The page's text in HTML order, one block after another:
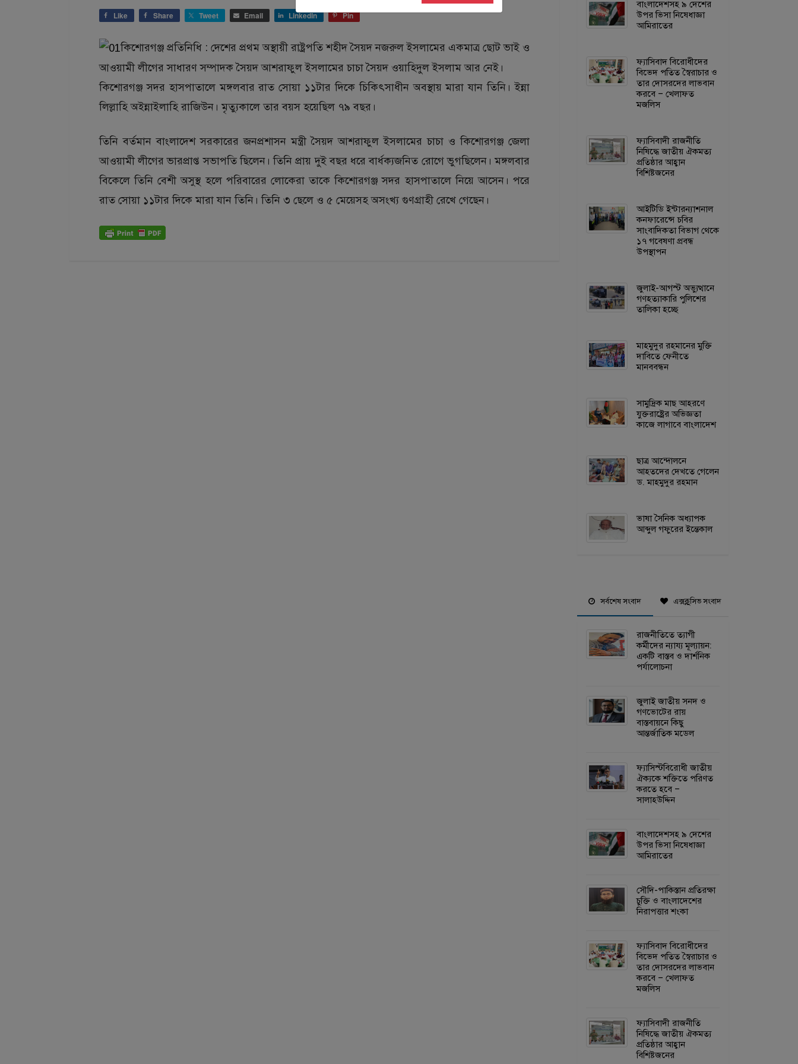
Like Share Tweet Email LinkedIn Pin
কিশোরগঞ্জ প্রতিনিধি : দেশের প্রথম অস্থায়ী রাষ্ট্রপতি শহীদ সৈয়দ নজরুল ইসলামের একমাত্র ছোট ভাই ও
আওয়ামী লীগের সাধারণ সম্পাদক সৈয়দ আশরাফুল ইসলামের চাচা সৈয়দ ওয়াহিদুল ইসলাম আর নেই।
কিশোরগঞ্জ সদর হাসপাতালে মঙ্গলবার রাত সোয়া ১১টার দিকে চিকিৎসাধীন অবস্থায় মারা যান তিনি। ইন্না
লিল্লাহি অইন্নাইলাহি রাজিউন। মৃত্যুকালে তার বয়স হয়েছিল ৭৯ বছর।
তিনি বর্তমান বাংলাদেশ সরকারের জনপ্রশাসন মন্ত্রী সৈয়দ আশরাফুল ইসলামের চাচা ও কিশোরগঞ্জ জেলা
আওয়ামী লীগের ভারপ্রাপ্ত সভাপতি ছিলেন। তিনি প্রায় দুই বছর ধরে বার্ধক্যজনিত রোগে ভুগছিলেন। মঙ্গলবার
বিকেলে তিনি বেশী অসুস্থ হলে পরিবারের লোকেরা তাকে কিশোরগঞ্জ সদর হাসপাতালে নিয়ে আসেন। পরে
রাত সোয়া ১১টার দিকে মারা যান তিনি। তিনি ৩ ছেলে ও ৫ মেয়েসহ অসংখ্য গুণগ্রাহী রেখে গেছেন।
বাংলাদেশসহ ৯ দেশের
উপর ভিসা নিষেধাজ্ঞা
আমিরাতের
ফ্যাসিবাদ বিরোধীদের
বিভেদ পতিত স্বৈরাচার ও
তার দোসরদের লাভবান
করবে – খেলাফত
মজলিস
ফ্যাসিবাদী রাজনীতি
নিষিদ্ধে জাতীয় ঐকমত্য
প্রতিষ্ঠার আহ্বান
বিশিষ্টজনের
আইটিডি ইন্টারন্যাশনাল
কনফারেন্সে চবির
সাংবাদিকতা বিভাগ থেকে
১৭ গবেষণা প্রবন্ধ
উপস্থাপন
জুলাই-আগস্ট অভ্যুত্থানে
গণহত্যাকারি পুলিশের
তালিকা হচ্ছে
মাহমুদুর রহমানের মুক্তি
দাবিতে ফেনীতে
মানববন্ধন
সামুদ্রিক মাছ আহরণে
যুক্তরাষ্ট্রের অভিজ্ঞতা
কাজে লাগাবে বাংলাদেশ
ছাত্র আন্দোলনে
আহতদের দেখতে গেলেন
ড. মাহমুদুর রহমান
ভাষা সৈনিক অধ্যাপক
আব্দুল গফুরের ইন্তেকাল
সর্বশেষ সংবাদ এক্সক্লুসিভ সংবাদ
রাজনীতিতে ত্যাগী
কর্মীদের ন্যায্য মূল্যায়ন:
একটি বাস্তব ও দার্শনিক
পর্যালোচনা
জুলাই জাতীয় সনদ ও
গণভোটের রায়
বাস্তবায়নে কিছু
আন্তর্জাতিক মডেল
ফ্যাসিস্টবিরোধী জাতীয়
ঐক্যকে শক্তিতে পরিণত
করতে হবে –
সালাহউদ্দিন
বাংলাদেশসহ ৯ দেশের
উপর ভিসা নিষেধাজ্ঞা
আমিরাতের
সৌদি-পাকিস্তান প্রতিরক্ষা
চুক্তি ও বাংলাদেশের
নিরাপত্তার শংকা
ফ্যাসিবাদ বিরোধীদের
বিভেদ পতিত স্বৈরাচার ও
তার দোসরদের লাভবান
করবে – খেলাফত
মজলিস
ফ্যাসিবাদী রাজনীতি
নিষিদ্ধে জাতীয় ঐকমত্য
প্রতিষ্ঠার আহ্বান
বিশিষ্টজনের